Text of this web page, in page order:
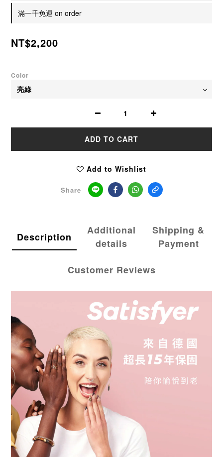
滿一千免運 on order
NT$2,200
Color
ADD TO CART
Add to Wishlist
Share
Description
Additional
details
Shipping &
Payment
Customer Reviews